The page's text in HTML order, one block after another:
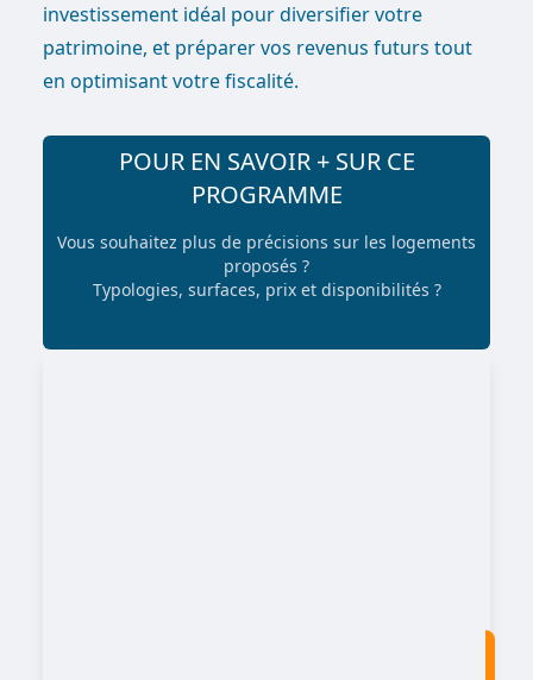
investissement idéal pour diversifier votre
patrimoine, et préparer vos revenus futurs tout
en optimisant votre fiscalité.
POUR EN SAVOIR + SUR CE
PROGRAMME
Vous souhaitez plus de précisions sur les logements
proposés ?
Typologies, surfaces, prix et disponibilités ?